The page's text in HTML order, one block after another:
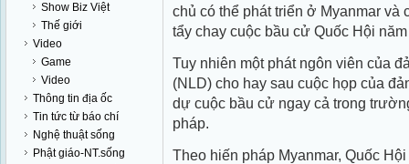
Show Biz Việt
Thế giới
Video
Game
Video
Thông tin địa ốc
Tin tức từ báo chí
Nghệ thuật sống
Phật giáo-NT.sống
chủ có thể phát triển ở Myanmar và
tẩy chay cuộc bầu cử Quốc Hội
Tuy nhiên một phát ngôn viên của
(NLD) cho hay sau cuộc họp của
dự cuộc bầu cử ngay cả trong
pháp.
Theo hiến pháp Myanmar, Quốc